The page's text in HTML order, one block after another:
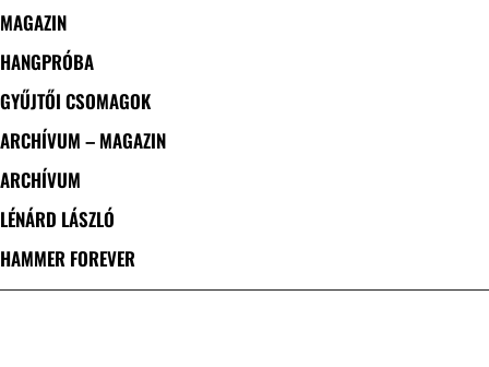
MAGAZIN
HANGPRÓBA
GYŰJTŐI CSOMAGOK
ARCHÍVUM – MAGAZIN
ARCHÍVUM
LÉNÁRD LÁSZLÓ
HAMMER FOREVER